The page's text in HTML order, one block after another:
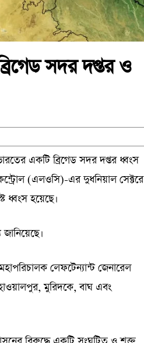
সদর দপ্তর ও
একটি ব্রিগেড সদর দপ্তর ধ্বংস
(এলওসি)-এর দুধনিয়াল সেক্টরে
ধ্বংস হয়েছে।
লেফটেন্যান্ট জেনারেল
মুরিদকে, বাঘ এবং